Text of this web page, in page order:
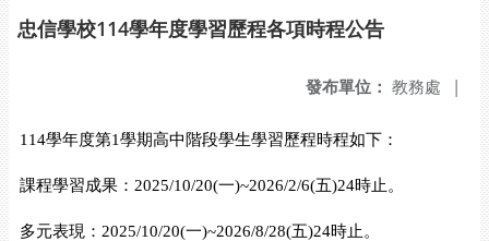
忠信學校114學年度學習歷程各項時程公告
發布單位： 教務處 |
114學年度第1學期高中階段學生學習歷程時程如下：
課程學習成果： 2025/10/20(一)~2026/2/6(五)24時止。
多元表現： 2025/10/20(一)~2026/8/28(五)24時止。